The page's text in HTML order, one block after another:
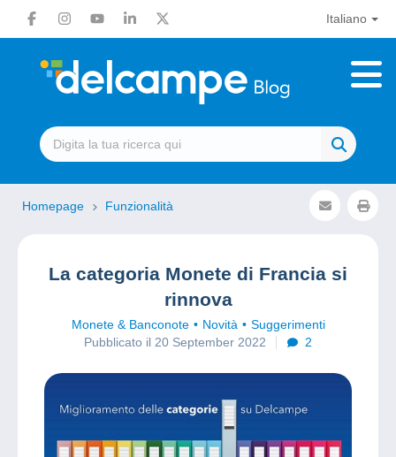
Italiano
Homepage Funzionalità
La categoria Monete di Francia si
rinnova
Monete & Banconote Novità
Suggerimenti
Pubblicato il 20 September 2022
2